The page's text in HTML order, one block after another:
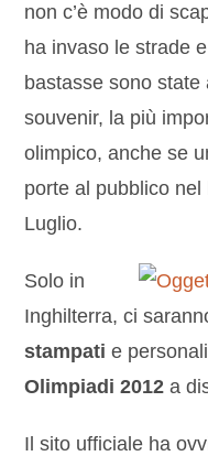
non c’è modo di
ha invaso le strade
bastasse sono
souvenir, la più
olimpico, anche se
porte al pubblico nel
Luglio.
Solo in
Inghilterra, ci
stampati e
Olimpiadi 2012a
Il sito ufficiale ha